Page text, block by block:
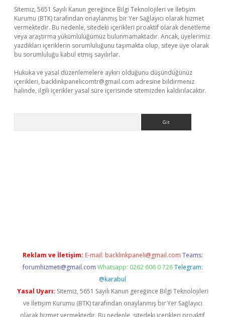
Sitemiz, 5651 Sayılı Kanun gereğince Bilgi Teknolojileri ve İletişim
Kurumu (BTK) tarafından onaylanmış bir Yer Sağlayıcı olarak hizmet
vermektedir. Bu nedenle, sitedeki içerikleri proaktif olarak denetleme
veya araştırma yükümlülüğümüz bulunmamaktadır. Ancak, üyelerimiz
yazdıkları içeriklerin sorumluluğunu taşımakta olup, siteye üye olarak
bu sorumluluğu kabul etmiş sayılırlar.
Hukuka ve yasal düzenlemelere aykırı olduğunu düşündüğünüz
içerikleri, backlinkpanelicomtr@gmail.com adresine bildirmeniz
halinde, ilgili içerikler yasal süre içerisinde sitemizden kaldırılacaktır.
Reklam ve İletişim: E-mail: backlinkpaneli@gmail.com Teams:
forumhizmeti@gmail.com Whatsapp: 0262 606 0 726 Telegram:
@karabul
Yasal Uyarı: Sitemiz, 5651 Sayılı Kanun gereğince Bilgi Teknolojileri
ve İletişim Kurumu (BTK) tarafından onaylanmış bir Yer Sağlayıcı
olarak hizmet vermektedir. Bu nedenle, sitedeki içerikleri proaktif